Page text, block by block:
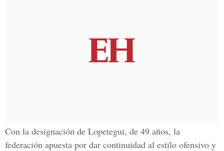
Con la designación de Lopetegui, de 49 años, la
federación apuesta por dar continuidad al estilo ofensivo y